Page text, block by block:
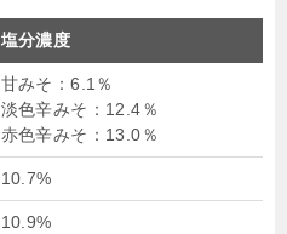
塩分濃度
甘みそ：6.1％
淡色辛みそ：12.4％
赤色辛みそ：13.0％
10.7%
10.9%